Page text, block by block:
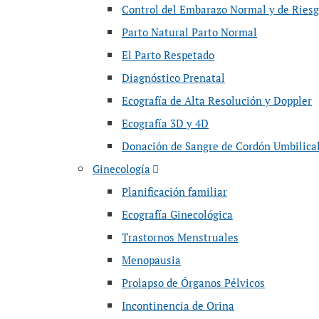
Control del Embarazo Normal y de
Parto Natural Parto Normal
El Parto Respetado
Diagnóstico Prenatal
Ecografía de Alta Resolución y Doppler
Ecografía 3D y 4D
Donación de Sangre de Cordón
Ginecología
Planificación familiar
Ecografía Ginecológica
Trastornos Menstruales
Menopausia
Prolapso de Órganos Pélvicos
Incontinencia de Orina